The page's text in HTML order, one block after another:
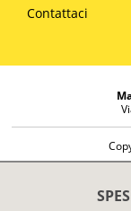
Contattaci